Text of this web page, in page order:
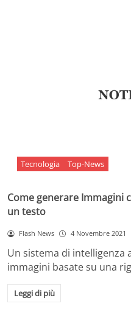
Tecnologia Top-News
Come generare Immagini
un testo
Flash News 4 Novembre 2021
Un sistema di intelligenza
immagini basate su una
Leggi di più